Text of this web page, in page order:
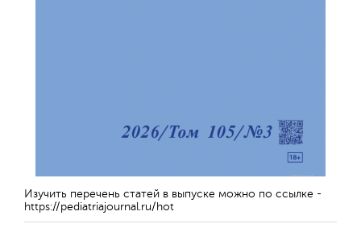
Изучить перечень статей в выпуске можно по ссылке -
https://pediatriajournal.ru/hot